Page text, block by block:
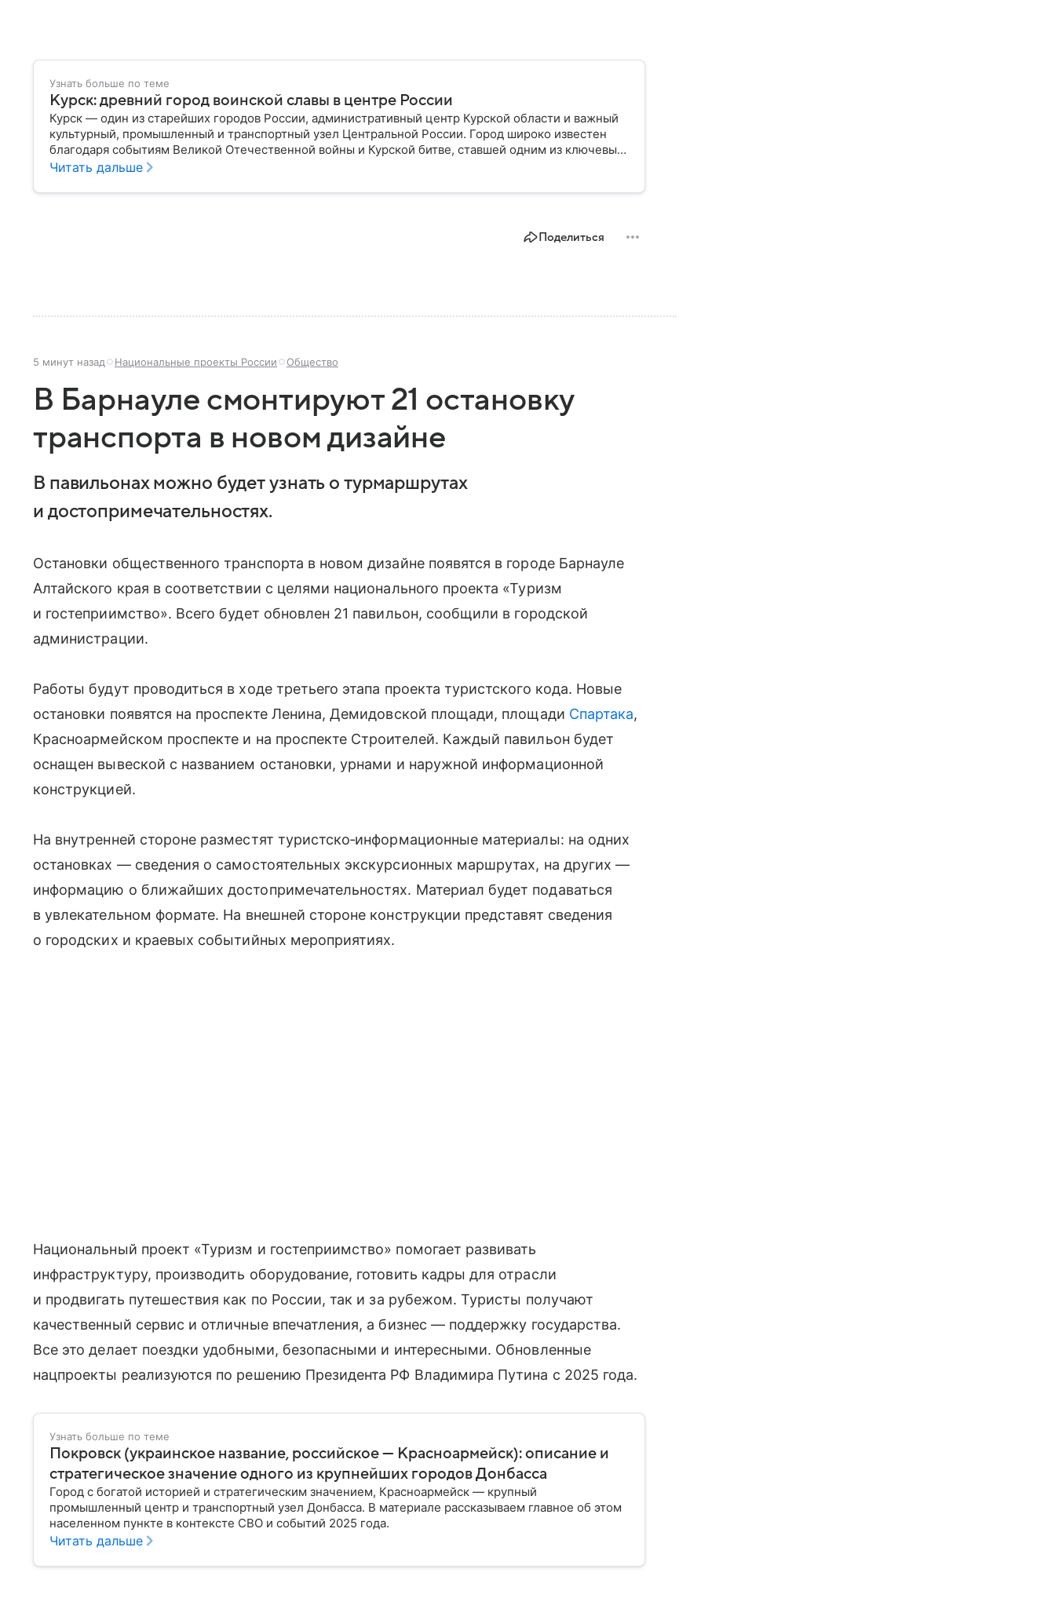
Узнать больше по теме
Курск: древний город воинской славы в центре России
Курск — один из старейших городов России, административный центр Курской области и важный
культурный, промышленный и транспортный узел Центральной России. Город широко известен
благодаря событиям Великой Отечественной войны и Курской битве, ставшей одним из ключевых
сражений в мировой истории. Собрали главное о нем.
Читать дальше
Поделиться
5 минут назад Национальные проекты России Общество
В Барнауле смонтируют 21 остановку
транспорта в новом дизайне
В павильонах можно будет узнать о турмаршрутах
и достопримечательностях.
Остановки общественного транспорта в новом дизайне появятся в городе Барнауле
Алтайского края в соответствии с целями национального проекта «Туризм
и гостеприимство». Всего будет обновлен 21 павильон, сообщили в городской
администрации.
Работы будут проводиться в ходе третьего этапа проекта туристского кода. Новые
остановки появятся на проспекте Ленина, Демидовской площади, площади Спартака,
Красноармейском проспекте и на проспекте Строителей. Каждый павильон будет
оснащен вывеской с названием остановки, урнами и наружной информационной
конструкцией.
На внутренней стороне разместят туристско‑информационные материалы: на одних
остановках — сведения о самостоятельных экскурсионных маршрутах, на других —
информацию о ближайших достопримечательностях. Материал будет подаваться
в увлекательном формате. На внешней стороне конструкции представят сведения
о городских и краевых событийных мероприятиях.
Национальный проект «Туризм и гостеприимство» помогает развивать
инфраструктуру, производить оборудование, готовить кадры для отрасли
и продвигать путешествия как по России, так и за рубежом. Туристы получают
качественный сервис и отличные впечатления, а бизнес — поддержку государства.
Все это делает поездки удобными, безопасными и интересными. Обновленные
нацпроекты реализуются по решению Президента РФ Владимира Путина с 2025 года.
Узнать больше по теме
Покровск (украинское название, российское — Красноармейск): описание и
стратегическое значение одного из крупнейших городов Донбасса
Город с богатой историей и стратегическим значением, Красноармейск — крупный
промышленный центр и транспортный узел Донбасса. В материале рассказываем главное об этом
населенном пункте в контексте СВО и событий 2025 года.
Читать дальше